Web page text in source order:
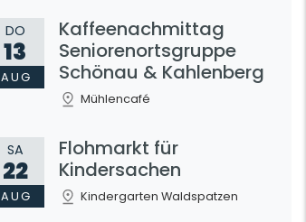
DO
13
AUG
Kaffeenachmittag
Seniorenortsgruppe
Schönau & Kahlenberg
Mühlencafé
SA
22
AUG
Flohmarkt für
Kindersachen
Kindergarten Waldspatzen